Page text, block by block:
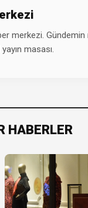
merkezi.
masası.
HABERLER